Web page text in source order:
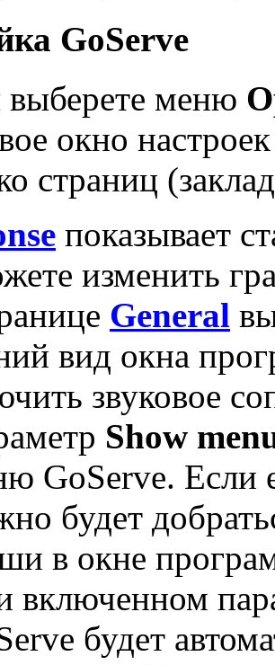
GoServe
меню
окно
страниц
показывает
изменить
General
вид окна
звуковое
Show
GoServe. Если
будет
в окне
включенном
будет